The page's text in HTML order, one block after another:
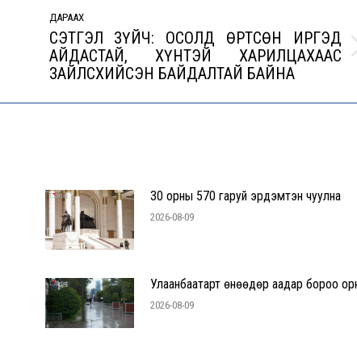
ДАРААХ
Next
post:
СЭТГЭЛ ЗҮЙЧ: ОСОЛД ӨРТСӨН ИРГЭД
АЙДАСТАЙ, ХҮНТЭЙ ХАРИЛЦАХААС
ЗАЙЛСХИЙСЭН БАЙДАЛТАЙ БАЙНА
30 орны 570 гаруй эрдэмтэн чуулна
2026-08-09
Улаанбаатарт өнөөдөр аадар бороо
2026-08-09